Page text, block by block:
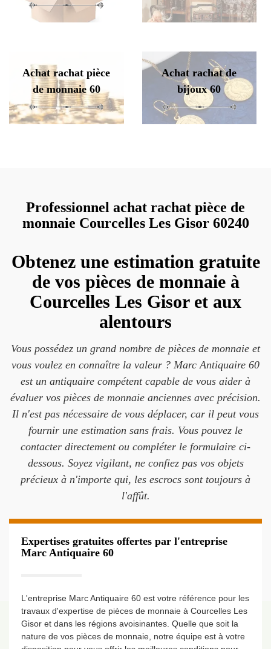
Achat rachat pièce
de monnaie 60
Achat rachat de
bijoux 60
Professionnel achat rachat pièce de
monnaie Courcelles Les Gisor 60240
Obtenez une estimation gratuite
de vos pièces de monnaie à
Courcelles Les Gisor et aux
alentours
Vous possédez un grand nombre de pièces de monnaie et
vous voulez en connaître la valeur ? Marc Antiquaire 60
est un antiquaire compétent capable de vous aider à
évaluer vos pièces de monnaie anciennes avec précision.
Il n'est pas nécessaire de vous déplacer, car il peut vous
fournir une estimation sans frais. Vous pouvez le
contacter directement ou compléter le formulaire ci-
dessous. Soyez vigilant, ne confiez pas vos objets
précieux à n'importe qui, les escrocs sont toujours à
l'affût.
Expertises gratuites offertes par l'entreprise
Marc Antiquaire 60
L'entreprise Marc Antiquaire 60 est votre référence pour les
travaux d'expertise de pièces de monnaie à Courcelles Les
Gisor et dans les régions avoisinantes. Quelle que soit la
nature de vos pièces de monnaie, notre équipe est à votre